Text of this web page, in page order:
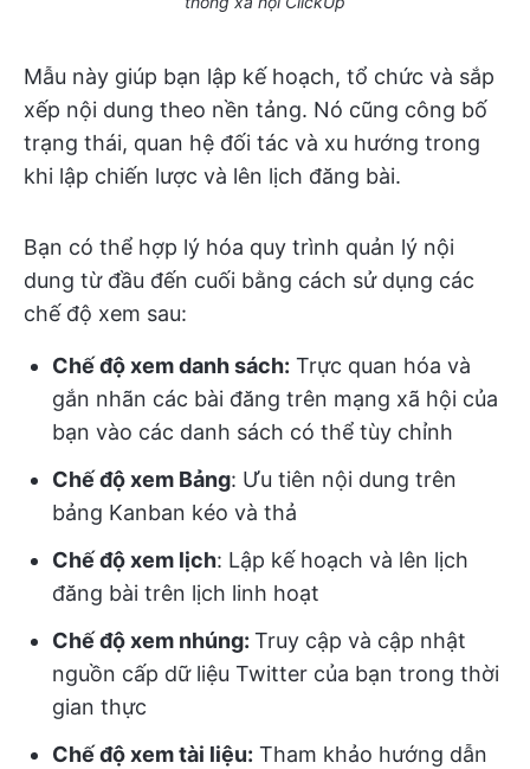
Mẫu này giúp bạn lập kế hoạch, tổ chức và sắp
xếp nội dung theo nền tảng. Nó cũng công bố
trạng thái, quan hệ đối tác và xu hướng trong
khi lập chiến lược và lên lịch đăng bài.
Bạn có thể hợp lý hóa quy trình quản lý nội
dung từ đầu đến cuối bằng cách sử dụng các
chế độ xem sau:
Chế độ xem danh sách: Trực quan hóa và
gắn nhãn các bài đăng trên mạng xã hội của
bạn vào các danh sách có thể tùy chỉnh
Chế độ xem Bảng: Ưu tiên nội dung trên
bảng Kanban kéo và thả
Chế độ xem lịch: Lập kế hoạch và lên lịch
đăng bài trên lịch linh hoạt
Chế độ xem nhúng: Truy cập và cập nhật
nguồn cấp dữ liệu Twitter của bạn trong thời
gian thực
Chế độ xem tài liệu: Tham khảo hướng dẫn